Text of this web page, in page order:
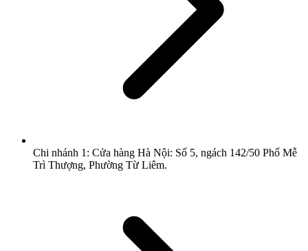
Chi nhánh 1: Cửa hàng Hà Nội: Số 5, ngách 142/50 Phố Mễ
Trì Thượng, Phường Từ Liêm.